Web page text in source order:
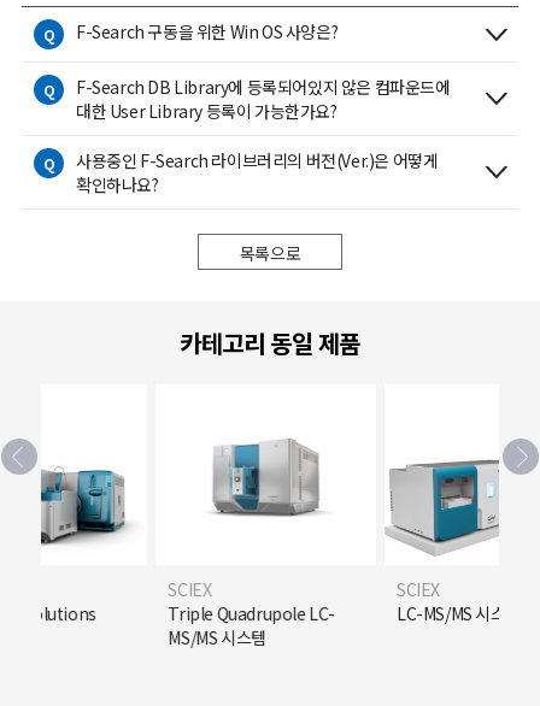
Q F-Search 구동을 위한 Win OS 사양은?
Q
F-Search DB Library에 등록되어있지 않은 컴파운드에
대한 User Library 등록이 가능한가요?
Q
사용중인 F-Search 라이브러리의 버전(Ver.)은 어떻게
확인하나요?
목록으로
카테고리 동일 제품
solutions
SCIEX
Triple Quadrupole LC-
MS/MS 시스템
SCIEX
LC-MS/MS 시스템